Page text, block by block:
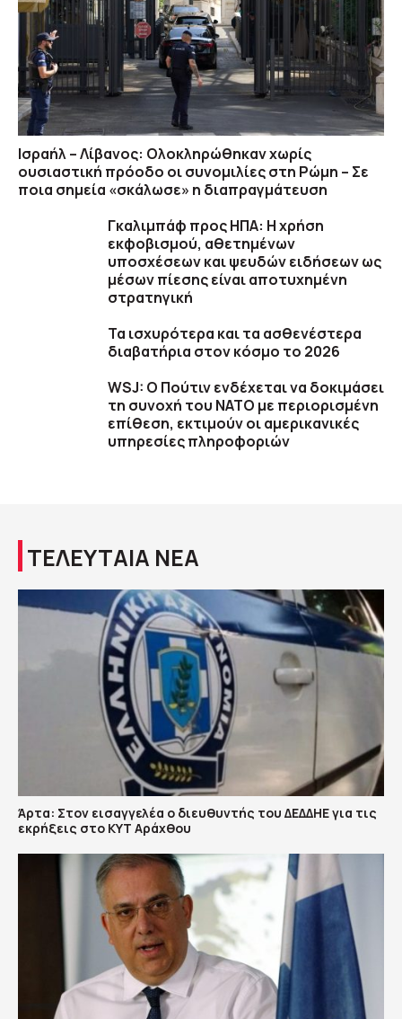
Ισραήλ – Λίβανος: Ολοκληρώθηκαν χωρίς
ουσιαστική πρόοδο οι συνομιλίες στη Ρώμη – Σε
ποια σημεία «σκάλωσε» η διαπραγμάτευση
Γκαλιμπάφ προς ΗΠΑ: Η χρήση
εκφοβισμού, αθετημένων
υποσχέσεων και ψευδών ειδήσεων ως
μέσων πίεσης είναι αποτυχημένη
στρατηγική
Τα ισχυρότερα και τα ασθενέστερα
διαβατήρια στον κόσμο το 2026
WSJ: Ο Πούτιν ενδέχεται να δοκιμάσει
τη συνοχή του ΝΑΤΟ με περιορισμένη
επίθεση, εκτιμούν οι αμερικανικές
υπηρεσίες πληροφοριών
ΤΕΛΕΥΤΑΙΑ ΝΕΑ
Άρτα: Στον εισαγγελέα ο διευθυντής του ΔΕΔΔΗΕ για τις
εκρήξεις στο ΚΥΤ Αράχθου